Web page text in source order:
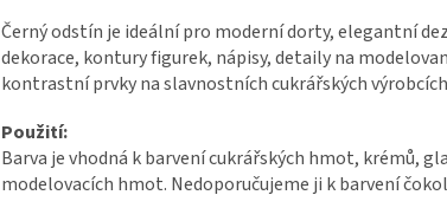
Černý odstín je ideální pro moderní dorty, elegantní
dekorace, kontury figurek, nápisy, detaily na
kontrastní prvky na slavnostních cukrářských
Použití:
Barva je vhodná k barvení cukrářských hmot, krémů,
modelovacích hmot. Nedoporučujeme ji k barvení